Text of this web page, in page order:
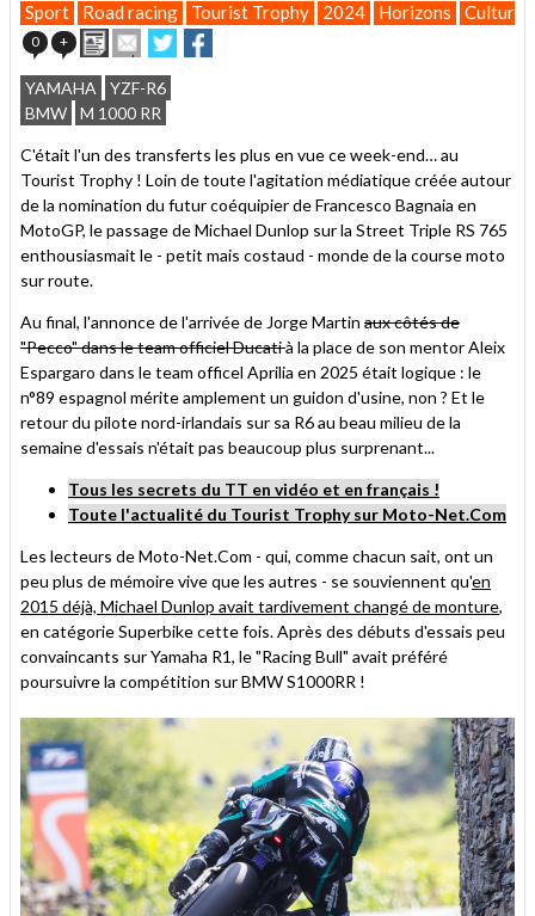
Sport Road racing Tourist Trophy 2024 Horizons Culture
0 + ImprimerEnvoyer
cet
article
à
un
Partager
sur
Twitter
sur
YAMAHA
YZF-R6
BMW
M 1000 RR
C'était l'un des transferts les plus en vue ce week-end… au
Tourist Trophy ! Loin de toute l'agitation médiatique créée autour
de la nomination du futur coéquipier de Francesco Bagnaia en
MotoGP, le passage de Michael Dunlop sur la Street Triple RS 765
enthousiasmait le - petit mais costaud - monde de la course moto
sur route.
Au final, l'annonce de l'arrivée de Jorge Martin aux côtés de
"Pecco" dans le team officiel Ducatià la place de son mentor Aleix
Espargaro dans le team officel Aprilia en 2025 était logique : le
n°89 espagnol mérite amplement un guidon d'usine, non ? Et le
retour du pilote nord-irlandais sur sa R6 au beau milieu de la
semaine d'essais n'était pas beaucoup plus surprenant...
Tous les secrets du TT en vidéo et en français !
Toute l'actualité du Tourist Trophy sur Moto-Net.Com
Les lecteurs de Moto-Net.Com - qui, comme chacun sait, ont un
peu plus de mémoire vive que les autres - se souviennent qu'en
2015 déjà, Michael Dunlop avait tardivement changé de monture,
en catégorie Superbike cette fois. Après des débuts d'essais peu
convaincants sur Yamaha R1, le "Racing Bull" avait préféré
poursuivre la compétition sur BMW S1000RR !